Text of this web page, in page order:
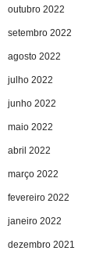
outubro 2022
setembro 2022
agosto 2022
julho 2022
junho 2022
maio 2022
abril 2022
março 2022
fevereiro 2022
janeiro 2022
dezembro 2021